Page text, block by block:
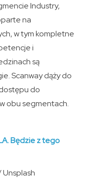
Industry,
na
w tym kompletne
i
są
Scanway dąży do
do
obu segmentach.
Będzie z tego
Unsplash